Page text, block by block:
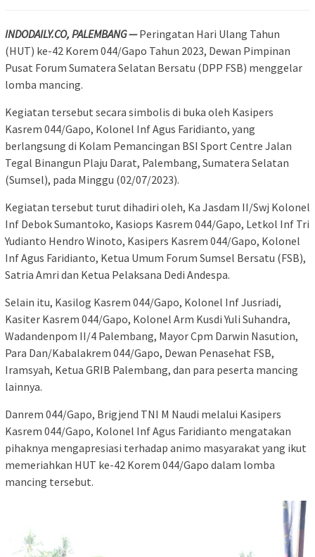
INDODAILY.CO, PALEMBANG — Peringatan Hari Ulang Tahun
(HUT) ke-42 Korem 044/Gapo Tahun 2023, Dewan Pimpinan
Pusat Forum Sumatera Selatan Bersatu (DPP FSB) menggelar
lomba mancing.
Kegiatan tersebut secara simbolis di buka oleh Kasipers
Kasrem 044/Gapo, Kolonel Inf Agus Faridianto, yang
berlangsung di Kolam Pemancingan BSI Sport Centre Jalan
Tegal Binangun Plaju Darat, Palembang, Sumatera Selatan
(Sumsel), pada Minggu (02/07/2023).
Kegiatan tersebut turut dihadiri oleh, Ka Jasdam II/Swj Kolonel
Inf Debok Sumantoko, Kasiops Kasrem 044/Gapo, Letkol Inf Tri
Yudianto Hendro Winoto, Kasipers Kasrem 044/Gapo, Kolonel
Inf Agus Faridianto, Ketua Umum Forum Sumsel Bersatu (FSB),
Satria Amri dan Ketua Pelaksana Dedi Andespa.
Selain itu, Kasilog Kasrem 044/Gapo, Kolonel Inf Jusriadi,
Kasiter Kasrem 044/Gapo, Kolonel Arm Kusdi Yuli Suhandra,
Wadandenpom II/4 Palembang, Mayor Cpm Darwin Nasution,
Para Dan/Kabalakrem 044/Gapo, Dewan Penasehat FSB,
Iramsyah, Ketua GRIB Palembang, dan para peserta mancing
lainnya.
Danrem 044/Gapo, Brigjend TNI M Naudi melalui Kasipers
Kasrem 044/Gapo, Kolonel Inf Agus Faridianto mengatakan
pihaknya mengapresiasi terhadap animo masyarakat yang ikut
memeriahkan HUT ke-42 Korem 044/Gapo dalam lomba
mancing tersebut.